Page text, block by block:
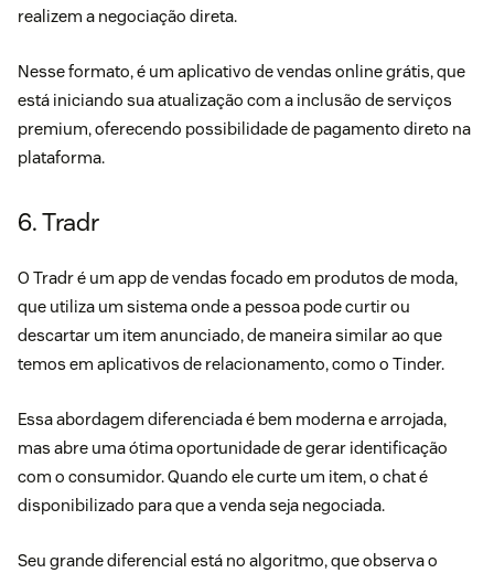
realizem a negociação direta.
Nesse formato, é um aplicativo de vendas online grátis, que
está iniciando sua atualização com a inclusão de serviços
premium, oferecendo possibilidade de pagamento direto na
plataforma.
6. Tradr
O Tradr é um app de vendas focado em produtos de moda,
que utiliza um sistema onde a pessoa pode curtir ou
descartar um item anunciado, de maneira similar ao que
temos em aplicativos de relacionamento, como o Tinder.
Essa abordagem diferenciada é bem moderna e arrojada,
mas abre uma ótima oportunidade de gerar identificação
com o consumidor. Quando ele curte um item, o chat é
disponibilizado para que a venda seja negociada.
Seu grande diferencial está no algoritmo, que observa o